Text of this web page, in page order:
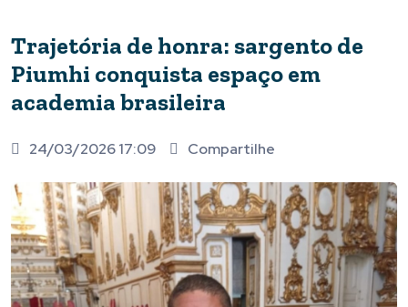
Trajetória de honra: sargento de
Piumhi conquista espaço em
academia brasileira
24/03/2026 17:09 Compartilhe